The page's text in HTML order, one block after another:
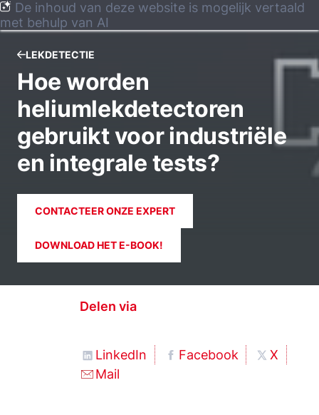
De inhoud van deze website is mogelijk vertaald
met behulp van AI
LEKDETECTIE
Hoe worden
heliumlekdetectoren
gebruikt voor industriële
en integrale tests?
CONTACTEER ONZE EXPERT
DOWNLOAD HET E-BOOK!
Delen via
LinkedIn Facebook
X
Mail